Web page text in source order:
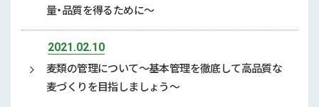
量・品質を得るために～
2021.02.10
麦類の管理について～基本管理を徹底して高品質な
麦づくりを目指しましょう～